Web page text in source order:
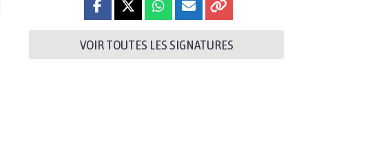
VOIR TOUTES LES SIGNATURES